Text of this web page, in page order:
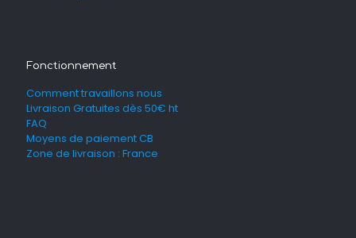
Fonctionnement
Comment travaillons nous
Livraison Gratuites dès 50€ ht
FAQ
Moyens de paiement CB
Zone de livraison : France